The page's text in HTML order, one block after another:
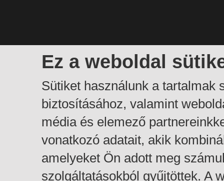
Ez a weboldal
Sütiket használunk a tartalmak
biztosításához, valamint
média és elemező
vonatkozó adatait, akik
amelyeket Ön adott meg
szolgáltatásokból gyűjtöttek. A